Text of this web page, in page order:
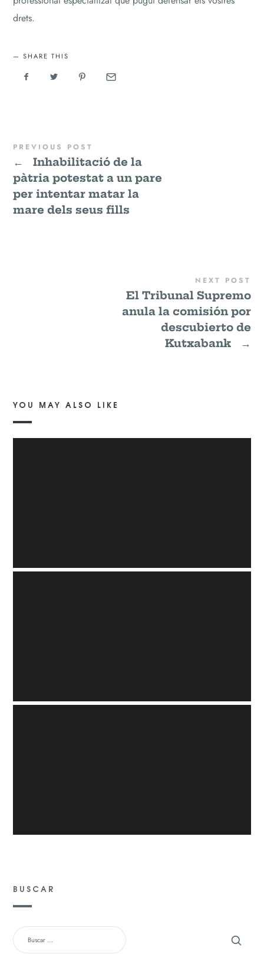
drets.
SHARE THIS
PREVIOUS POST
←
Inhabilitació de la
pàtria potestat a un pare
per intentar matar la
mare dels seus fills
NEXT POST
El Tribunal Supremo
anula la comisión por
descubierto de
Kutxabank
→
YOU MAY ALSO LIKE
BUSCAR